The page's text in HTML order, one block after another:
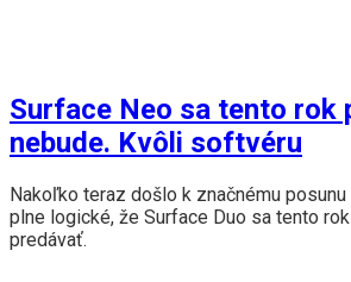
Surface Neo sa tento rok
nebude. Kvôli softvéru
Nakoľko teraz došlo k značnému posunu
plne logické, že Surface Duo sa tento
predávať.